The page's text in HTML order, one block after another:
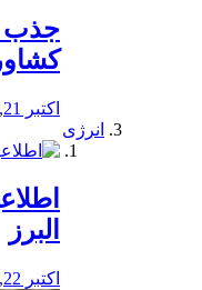
جذب
اکتبر 21, 2019
انرژی
البرز
اکتبر 22, 2019